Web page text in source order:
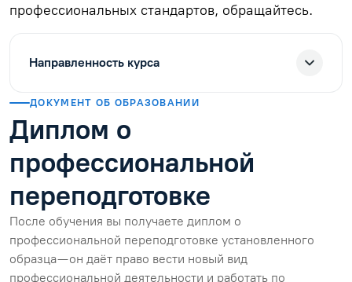
профессиональных стандартов, обращайтесь.
Направленность курса
ДОКУМЕНТ ОБ ОБРАЗОВАНИИ
Диплом о
профессиональной
переподготовке
После обучения вы получаете диплом о
профессиональной переподготовке установленного
образца — он даёт право вести новый вид
профессиональной деятельности и работать по